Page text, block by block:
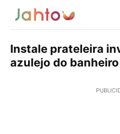
Instale prateleira
azulejo do banheiro